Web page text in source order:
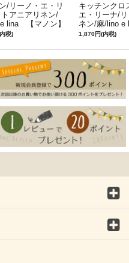
/リーノ・エ・リ
アニアリネン/
lina 【マノン】
イエロー
税)
キッチンクロ
エ・リーナ/
ネン/麻/lino
ルフィ】パー
1,870円(内税)